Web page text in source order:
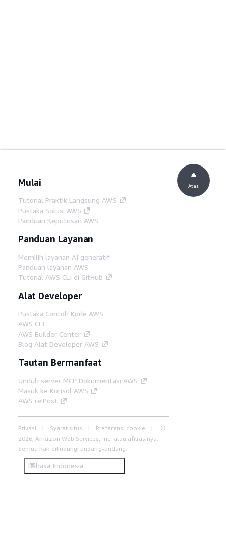
Mulai
Tutorial Praktik Langsung AWS
Pustaka Solusi AWS
Panduan Keputusan AWS
Panduan Layanan
Memilih layanan AI generatif
Panduan layanan AWS
Tutorial AWS CLI di GitHub
Alat Developer
Pustaka Contoh Kode AWS
AWS CLI
AWS Builder Center
Blog Alat Developer AWS
Tautan Bermanfaat
Unduh server MCP Dokumentasi AWS
Masuk ke Konsol AWS
AWS re:Post
Privasi Syarat situs Preferensi cookie
©
2026, Amazon Web Services, Inc. atau afiliasinya.
Semua hak dilindungi undang-undang.
Bahasa Indonesia
Atas